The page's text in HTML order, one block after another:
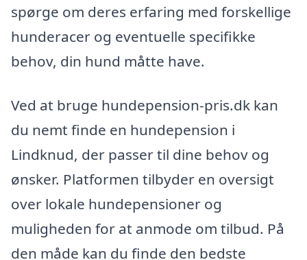
spørge om deres erfaring med forskellige
hunderacer og eventuelle specifikke
behov, din hund måtte have.
Ved at bruge hundepension-pris.dk kan
du nemt finde en hundepension i
Lindknud, der passer til dine behov og
ønsker. Platformen tilbyder en oversigt
over lokale hundepensioner og
muligheden for at anmode om tilbud. På
den måde kan du finde den bedste